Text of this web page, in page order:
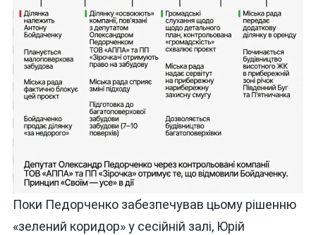
Поки Педорченко забезпечував цьому рішенню
«зелений коридор» у сесійній залі, Юрій